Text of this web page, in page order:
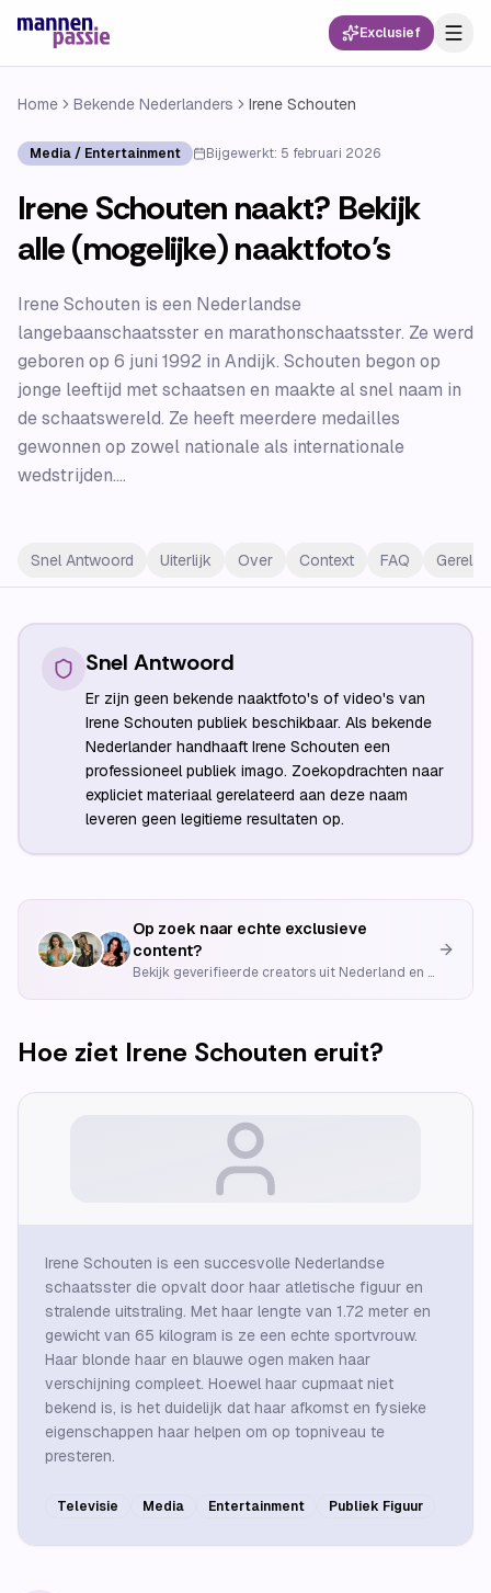
Exclusief
Home Bekende Nederlanders Irene Schouten
Media / Entertainment Bijgewerkt: 5 februari 2026
Irene Schouten naakt? Bekijk
alle (mogelijke) naaktfoto’s
Irene Schouten is een Nederlandse
langebaanschaatsster en marathonschaatsster. Ze werd
geboren op 6 juni 1992 in Andijk. Schouten begon op
jonge leeftijd met schaatsen en maakte al snel naam in
de schaatswereld. Ze heeft meerdere medailles
gewonnen op zowel nationale als internationale
wedstrijden....
Snel Antwoord Uiterlijk Over Context FAQ
Snel Antwoord
Er zijn geen bekende naaktfoto's of video's van
Irene Schouten publiek beschikbaar. Als bekende
Nederlander handhaaft Irene Schouten een
professioneel publiek imago. Zoekopdrachten naar
expliciet materiaal gerelateerd aan deze naam
leveren geen legitieme resultaten op.
Op zoek naar echte exclusieve
content?
Bekijk geverifieerde creators uit Nederland en België
Hoe ziet Irene Schouten eruit?
Irene Schouten is een succesvolle Nederlandse
schaatsster die opvalt door haar atletische figuur en
stralende uitstraling. Met haar lengte van 1.72 meter en
gewicht van 65 kilogram is ze een echte sportvrouw.
Haar blonde haar en blauwe ogen maken haar
verschijning compleet. Hoewel haar cupmaat niet
bekend is, is het duidelijk dat haar afkomst en fysieke
eigenschappen haar helpen om op topniveau te
presteren.
Televisie Media Entertainment Publiek Figuur